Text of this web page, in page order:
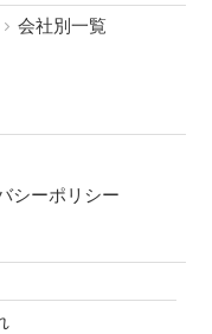
会社別一覧
シーポリシー